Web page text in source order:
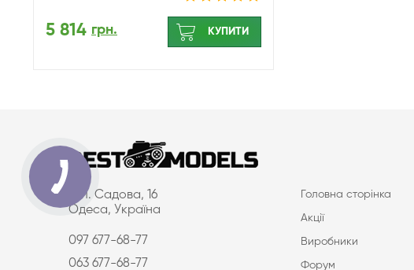
5 814 грн. КУПИТИ
вул. Садова, 16
Одеса, Україна
097 677-68-77
063 677-68-77
Головна сторінка
Акції
Виробники
Форум